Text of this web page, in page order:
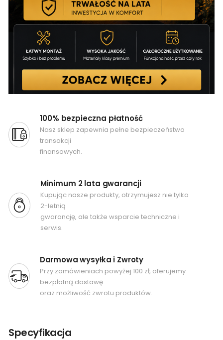
100% bezpieczna płatność
Nasz sklep zapewnia pełne bezpieczeństwo
transakcji
finansowych.
Minimum 2 lata gwarancji
Kupując nasze produkty, otrzymujesz nie tylko
2-letnią
gwarancję, ale także wsparcie techniczne i
serwis.
Darmowa wysyłka i Zwroty
Przy zamówieniach powyżej 100 zł, oferujemy
bezpłatną dostawę
oraz możliwość zwrotu produktów.
Specyfikacja